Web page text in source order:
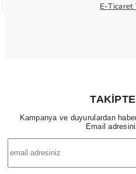
E-Ticaret
Kampanya ve duyurulardan
Email